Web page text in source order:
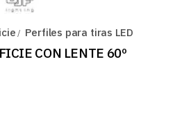
Perfiles para tiras LED
CON LENTE 60º